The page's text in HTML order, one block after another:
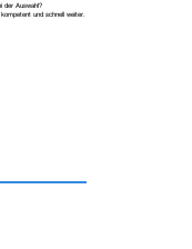
der Auswahl?
und schnell weiter.